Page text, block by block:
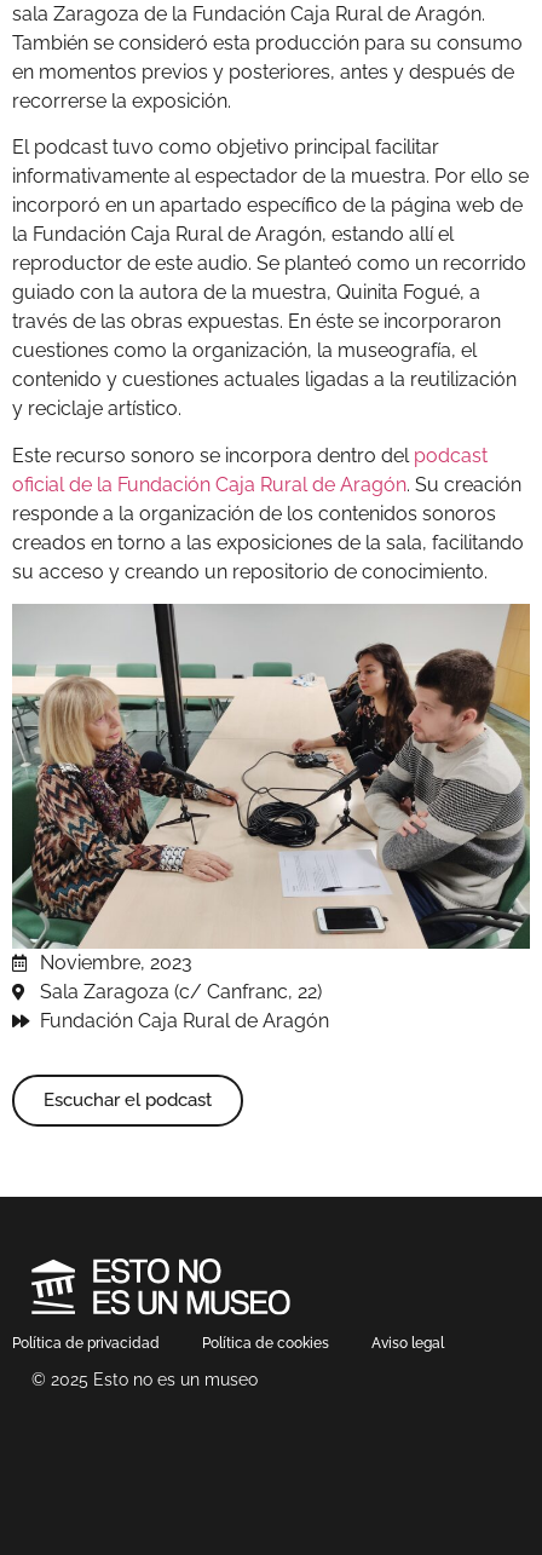
sala Zaragoza de la Fundación Caja Rural de Aragón.
También se consideró esta producción para su consumo
en momentos previos y posteriores, antes y después de
recorrerse la exposición.
El podcast tuvo como objetivo principal facilitar
informativamente al espectador de la muestra. Por ello se
incorporó en un apartado específico de la página web de
la Fundación Caja Rural de Aragón, estando allí el
reproductor de este audio. Se planteó como un recorrido
guiado con la autora de la muestra, Quinita Fogué, a
través de las obras expuestas. En éste se incorporaron
cuestiones como la organización, la museografía, el
contenido y cuestiones actuales ligadas a la reutilización
y reciclaje artístico.
Este recurso sonoro se incorpora dentro del podcast
oficial de la Fundación Caja Rural de Aragón. Su creación
responde a la organización de los contenidos sonoros
creados en torno a las exposiciones de la sala, facilitando
su acceso y creando un repositorio de conocimiento.
Noviembre, 2023
Sala Zaragoza (c/ Canfranc, 22)
Fundación Caja Rural de Aragón
Escuchar el podcast
Política de privacidad Política de cookies Aviso legal
© 2025 Esto no es un museo